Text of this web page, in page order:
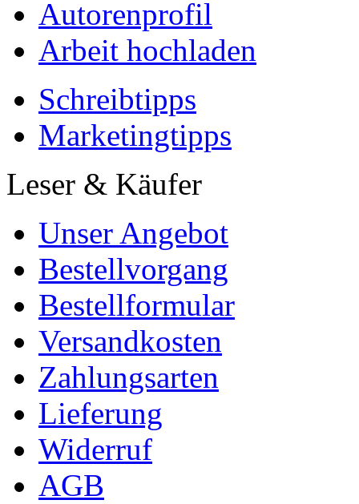
Autorenprofil
Arbeit hochladen
Schreibtipps
Marketingtipps
Leser & Käufer
Unser Angebot
Bestellvorgang
Bestellformular
Versandkosten
Zahlungsarten
Lieferung
Widerruf
AGB